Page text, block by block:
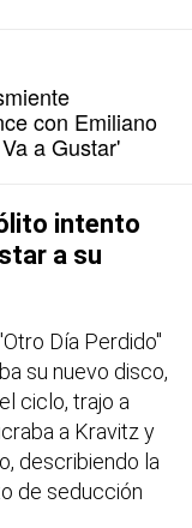
con Emiliano
a Gustar'
intento
a su
Día Perdido"
su nuevo disco,
ciclo, trajo a
a Kravitz y
describiendo la
de seducción